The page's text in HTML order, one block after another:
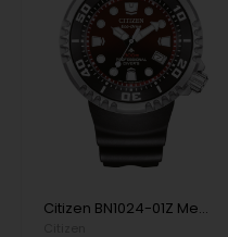
Citizen BN1024-01Z Mens Watch Promaster Prof. Diver Solar Chronograph 46mm 30ATM Wristwatch